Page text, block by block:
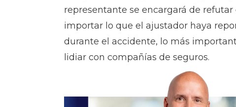
representante se encargará de
importar lo que el ajustador haya
durante el accidente, lo más
lidiar con compañías de seguros.